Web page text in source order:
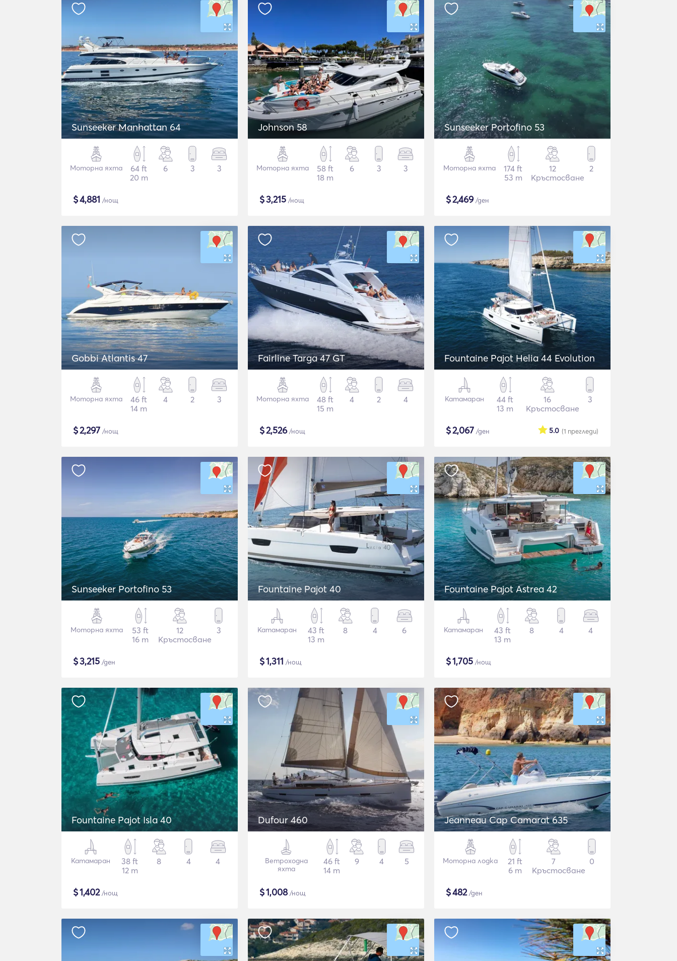
Sunseeker Manhattan 64
Моторна яхта
64 ft
20 m
6 3 3
$4,881 /нощ
Johnson 58
Моторна яхта
58 ft
18 m
6 3 3
$3,215 /нощ
Sunseeker Portofino 53
Моторна яхта
174 ft
53 m
12
Кръстосване
2
$2,469/ден
Gobbi Atlantis 47
Моторна яхта
46 ft
14 m
4 2 3
$2,297 /нощ
Fairline Targa 47 GT
Моторна яхта
48 ft
15 m
4 2 4
$2,526/нощ
Fountaine Pajot Helia 44 Evolution
Катамаран
44 ft
13 m
16
Кръстосване
3
$2,067 /ден (1 прегледи)
5.0
Sunseeker Portofino 53
Моторна яхта
53 ft
16 m
12
Кръстосване
3
$3,215 /ден
Fountaine Pajot 40
Катамаран
43 ft
13 m
8 4 6
$1,311 /нощ
Fountaine Pajot Astrea 42
Катамаран
43 ft
13 m
8 4 4
$1,705 /нощ
Fountaine Pajot Isla 40
Катамаран
38 ft
12 m
8 4 4
$1,402/нощ
Dufour 460
Ветроходна
яхта
46 ft
14 m
9 4 5
$1,008/нощ
Jeanneau Cap Camarat 635
Моторна лодка
21 ft
6 m
7
Кръстосване
0
$482/ден